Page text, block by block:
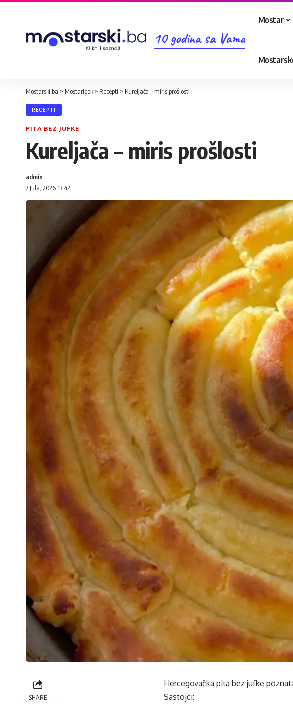
10 godina sa Vama
Mostar
Mostarski.ba > Mostarlook > Recepti > Kureljača – miris prošlosti
RECEPTI
PITA BEZ JUFKE
Kureljača – miris prošlosti
7 Jula, 2026 13:42
admin
SHARE
Hercegovačka pita bez jufke
Sastojci: